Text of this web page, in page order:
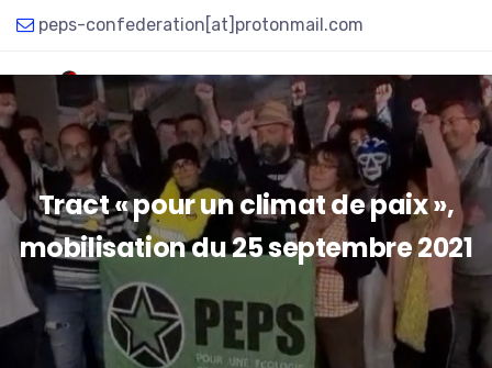
peps-confederation[at]protonmail.com
Tract « pour un climat de paix »,
mobilisation du 25 septembre 2021